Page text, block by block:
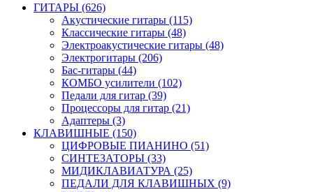
ГИТАРЫ (626)
Акустические гитары (115)
Классические гитары (48)
Электроакустические гитары (48)
Электрогитары (206)
Бас-гитары (44)
КОМБО усилители (102)
Педали для гитар (39)
Процессоры для гитар (21)
Адаптеры (3)
КЛАВИШНЫЕ (150)
ЦИФРОВЫЕ ПИАНИНО (51)
СИНТЕЗАТОРЫ (33)
МИДИКЛАВИАТУРА (25)
ПЕДАЛИ ДЛЯ КЛАВИШНЫХ (9)